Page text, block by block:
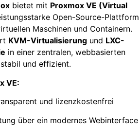
bietet mit Proxmox VE (Virtual
Open-Source-Plattform
Maschinen und Containern.
KVM-Virtualisierung und LXC-
in einer zentralen, webbasierten
und effizient.
VE:
und lizenzkostenfrei
über ein modernes Webinterface